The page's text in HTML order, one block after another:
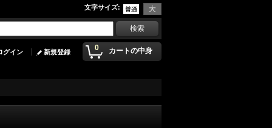
文字サイズ:
0 カートの中身
グイン 新規登録